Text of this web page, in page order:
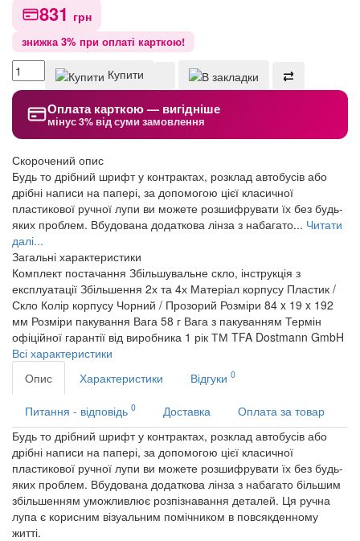
831 грн
знижка 3% при оплаті карткою!
Купити
Оплата карткою — вигідніше
мінус 3% від суми замовлення
Скорочений опис
Будь то дрібний шрифт у контрактах, розклад автобусів або
дрібні написи на папері, за допомогою цієї класичної
пластикової ручної лупи ви можете розшифрувати їх без будь-
яких проблем. Вбудована додаткова лінза з набагато... Читати
далі...
Загальні характеристики
Комплект постачання Збільшувальне скло, інструкція з
експлуатації Збільшення 2х та 4х Матеріал корпусу Пластик /
Скло Колір корпусу Чорний / Прозорий Розміри 84 x 19 x 192
мм Розміри пакування Вага 58 г Вага з пакуванням Термін
офіційної гарантії від виробника 1 рік ТМ TFA Dostmann GmbH
Всі характеристики
Опис
Характеристики Відгуки 0
Питання - відповідь 0 Доставка
Оплата за товар
Будь то дрібний шрифту контрактах, розклад автобусів або
дрібні написи на папері, за допомогою цієї класичної
пластикової ручної лупи ви можете розшифрувати їх без будь-
яких проблем. Вбудована додаткова лінза з набагато більшим
збільшенням уможливлює розпізнавання деталей. Ця ручна
лупа є корисним візуальним помічником в повсякденному
житті.